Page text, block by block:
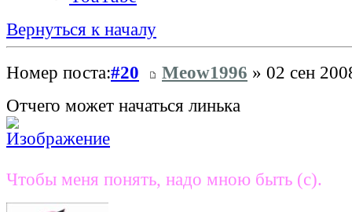
Вернуться к началу
Номер поста:#20 Meow1996 » 02 сен
Отчего может начаться линька
Чтобы меня понять, надо мною быть (с).